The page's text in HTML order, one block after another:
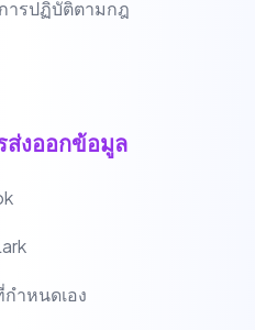
ารปฏิบัติตามกฎ
ส่งออกข้อมูล
ำหนดเอง